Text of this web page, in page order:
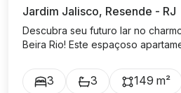
Jardim Jalisco, Resende - RJ
Descubra seu futuro lar no
Beira Rio! Este espaçoso
com closet e sacada espaçosa,
serra e para o Rio Paraíba. Dois
3 3 149 m²